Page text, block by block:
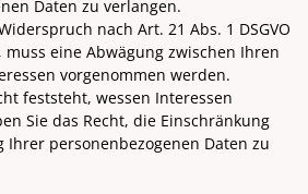
Daten zu verlangen.
nach Art. 21 Abs. 1 DSGVO
eine Abwägung zwischen Ihren
vorgenommen werden.
feststeht, wessen Interessen
Sie das Recht, die Einschränkung
Ihrer personenbezogenen Daten zu